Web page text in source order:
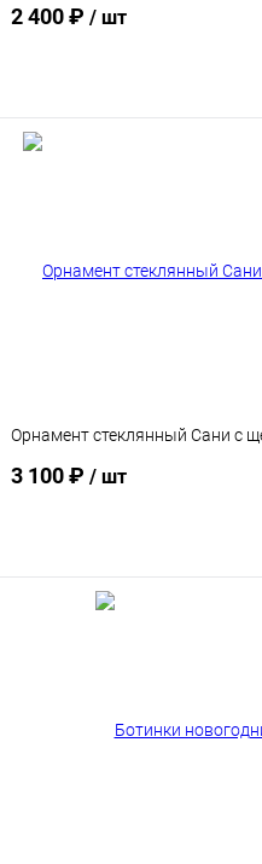
2 400 ₽ / шт
Орнамент стеклянный Сани с
3 100 ₽ / шт